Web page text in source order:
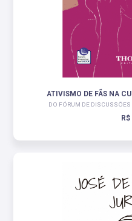
ATIVISMO DE FÃS NA
DO FÓRUM DE